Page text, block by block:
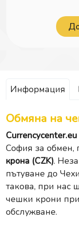
Информация
Обмяна на
Currencycenter.eu
София за обмен,
крона (CZK).
пътуване до
такова, при нас
чешки крони
обслужване.